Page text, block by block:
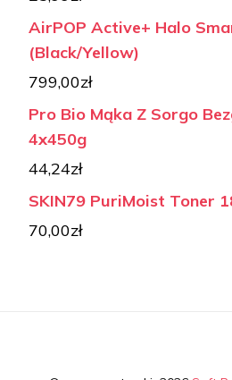
AirPOP Active+ Halo
(Black/Yellow)
799,00zł
Pro Bio Mąka Z Sorgo
4x450g
44,24zł
SKIN79 PuriMoist Toner
70,00zł